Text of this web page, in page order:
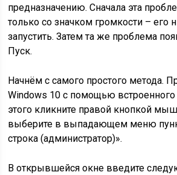
предназначению. Сначала эта
только со значком громкости – его
запустить. Затем та же проблема
Пуск.
Начнём с самого простого метода.
Windows 10 с помощью встроенного
этого кликните правой кнопкой
выберите в выпадающем меню
строка (администратор)».
В открывшейся окне введите